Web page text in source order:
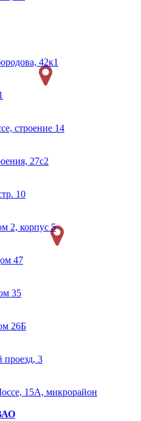
42к1
строение 14
27с2
10
2, корпус 5
47
35
26Б
3
15А, микрорайон